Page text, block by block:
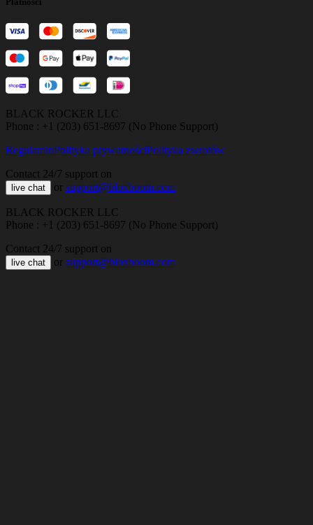
BLACK ROCKER LLC
Phone : +1 (203) 651-8697 (No Phone Support)
RegulaminPolityka prywatnościPolityka zwrotów
Contact 24/7 support on
live chat or support@bloxboom.com
BLACK ROCKER LLC
Phone : +1 (203) 651-8697 (No Phone Support)
Contact 24/7 support on
live chat or support@bloxboom.com